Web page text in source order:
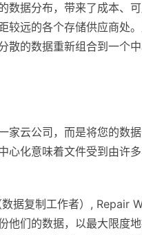
数据分布，带来了成本、
较远的各个存储供应商处
散的数据重新组合到一个
家云公司，而是将您的数
心化意味着文件受到由许
据复制工作者）, Repair
他们的数据，以最大限度